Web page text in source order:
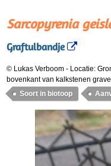
Sarcopyrenia
Graftulbandje
© Lukas Verboom - Locatie:
bovenkant van kalkstenen
Soort in biotoop